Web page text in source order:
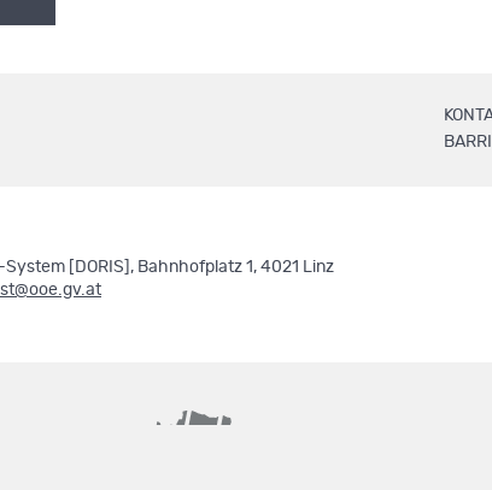
[DORIS], Bahnhofplatz 1, 4021 Linz